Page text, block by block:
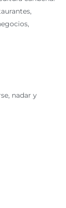
nadar y